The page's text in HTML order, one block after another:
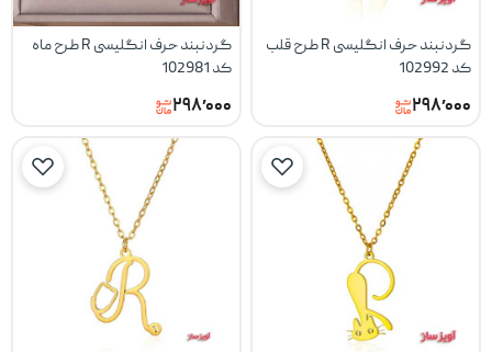
گردنبند حرف انگلیسی R طرح قلب
کد 102992
۲۹۸٬۰۰۰
گردنبند حرف انگلیسی R طرح ماه
کد 102981
۲۹۸٬۰۰۰